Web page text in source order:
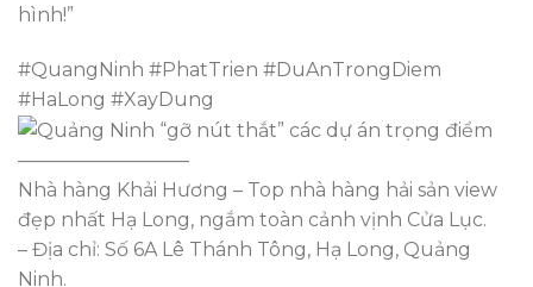
hình!”
#QuangNinh #PhatTrien #DuAnTrongDiem
#HaLong #XayDung
—————————
Nhà hàng Khải Hương – Top nhà hàng hải sản view
đẹp nhất Hạ Long, ngắm toàn cảnh vịnh Cửa Lục.
– Địa chỉ: Số 6A Lê Thánh Tông, Hạ Long, Quảng
Ninh.